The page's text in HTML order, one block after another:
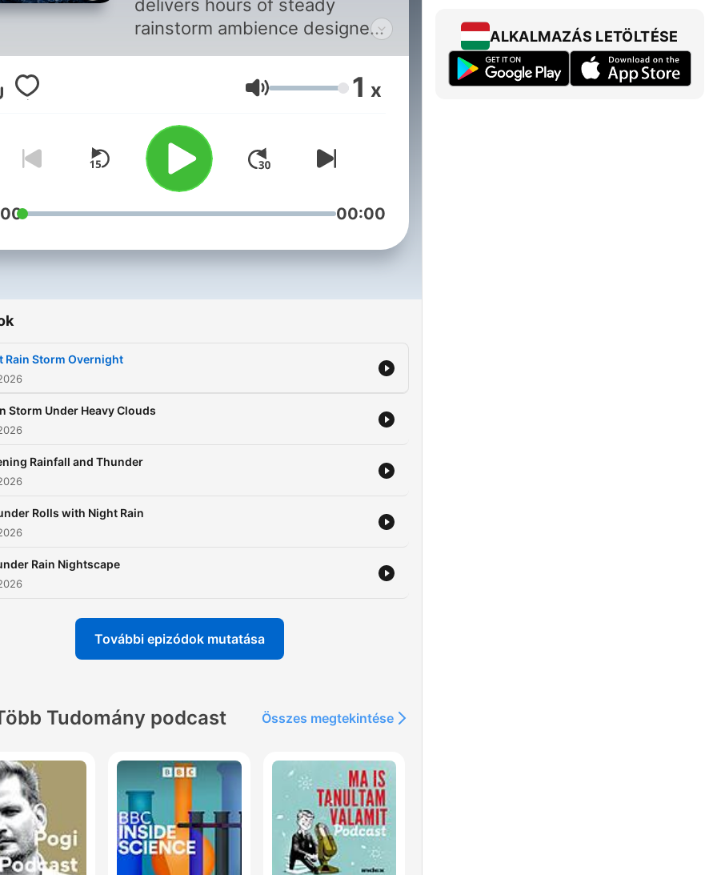
delivers hours of steady
rainstorm ambience designed
to help you fall asleep faster,
stay asleep longer, and relax
more deeply. Each episode
features continuous rainfall
with soft thunder rolls and
natural storm textures. Ideal
for deep sleep, relaxation,
meditation, stress relief, or
podcast creates a calm,
you can rely on every night.
Hangerő 1 x
00:00
Rain Storm Overnight
Storm Under Heavy Clouds
Rainfall and Thunder
Rolls with Night Rain
Rain Nightscape
További epizódok mutatása
Tudomány podcast Összes megtekintése
ALKALMAZÁS LETÖLTÉSE